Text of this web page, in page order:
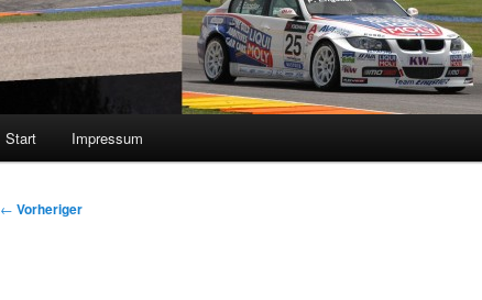
Start Impressum
Beitragsnavigation
← Vorheriger